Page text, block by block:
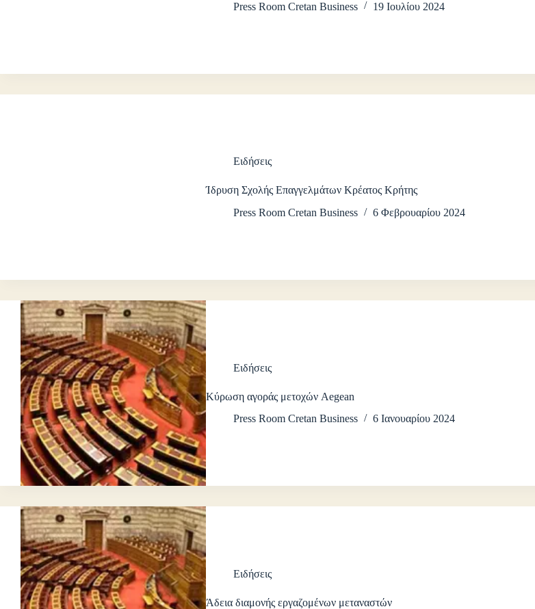
Press Room Cretan Business
19 Ιουλίου 2024
Ειδήσεις
Ίδρυση Σχολής Επαγγελμάτων Κρέατος Κρήτης
Press Room Cretan Business
6 Φεβρουαρίου 2024
Ειδήσεις
Κύρωση αγοράς μετοχών Aegean
Press Room Cretan Business
6 Ιανουαρίου 2024
Ειδήσεις
Άδεια διαμονής εργαζομένων μεταναστών